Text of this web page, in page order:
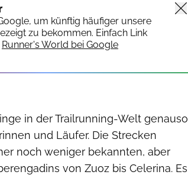
um künftig häufiger unsere
zu bekommen. Einfach Link
Runner's World bei Google
in der Trailrunning-Welt genauso
und Läufer. Die Strecken
noch weniger bekannten, aber
von Zuoz bis Celerina. Es